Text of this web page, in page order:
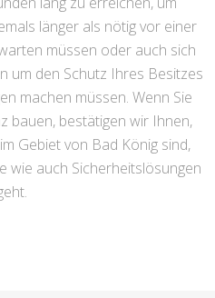
länger als nötig vor einer
müssen oder auch sich
um den Schutz Ihres Besitzes
machen müssen. Wenn Sie
bauen, bestätigen wir Ihnen,
Gebiet von Bad König sind,
wie auch Sicherheitslösungen